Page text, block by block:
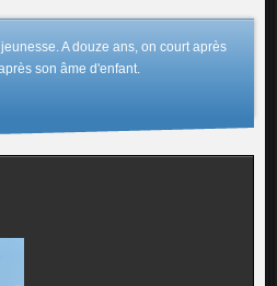
A douze ans, on court après
son âme d'enfant.